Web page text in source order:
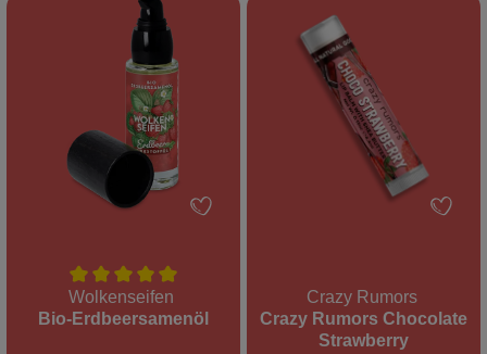
Wolkenseifen
Bio-Erdbeersamenöl
Crazy Rumors
Crazy Rumors Chocolate
Strawberry